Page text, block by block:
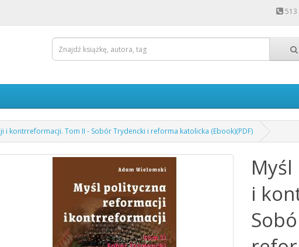
513
i kontrreformacji. Tom II - Sobór Trydencki i reforma katolicka (Ebook)(PDF)
i